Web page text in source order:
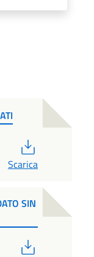
Scarica
SIN